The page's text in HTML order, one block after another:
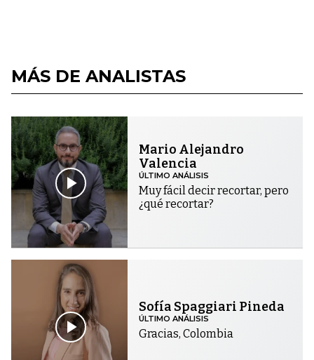
MÁS DE ANALISTAS
Mario Alejandro
Valencia
ÚLTIMO ANÁLISIS
Muy fácil decir recortar, pero
¿qué recortar?
Sofía Spaggiari Pineda
ÚLTIMO ANÁLISIS
Gracias, Colombia